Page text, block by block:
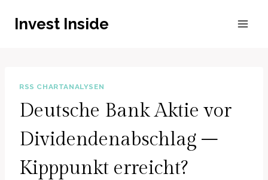
InhaltInvest Inside
RSS CHARTANALYSEN
Deutsche Bank Aktie vor
Dividendenabschlag –
Kipppunkt erreicht?